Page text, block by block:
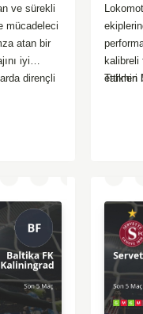
ve sürekli
mücadeleci
atan bir
iyi
dirençli
kalibreli
ettikleri
dikkat
Tahmin